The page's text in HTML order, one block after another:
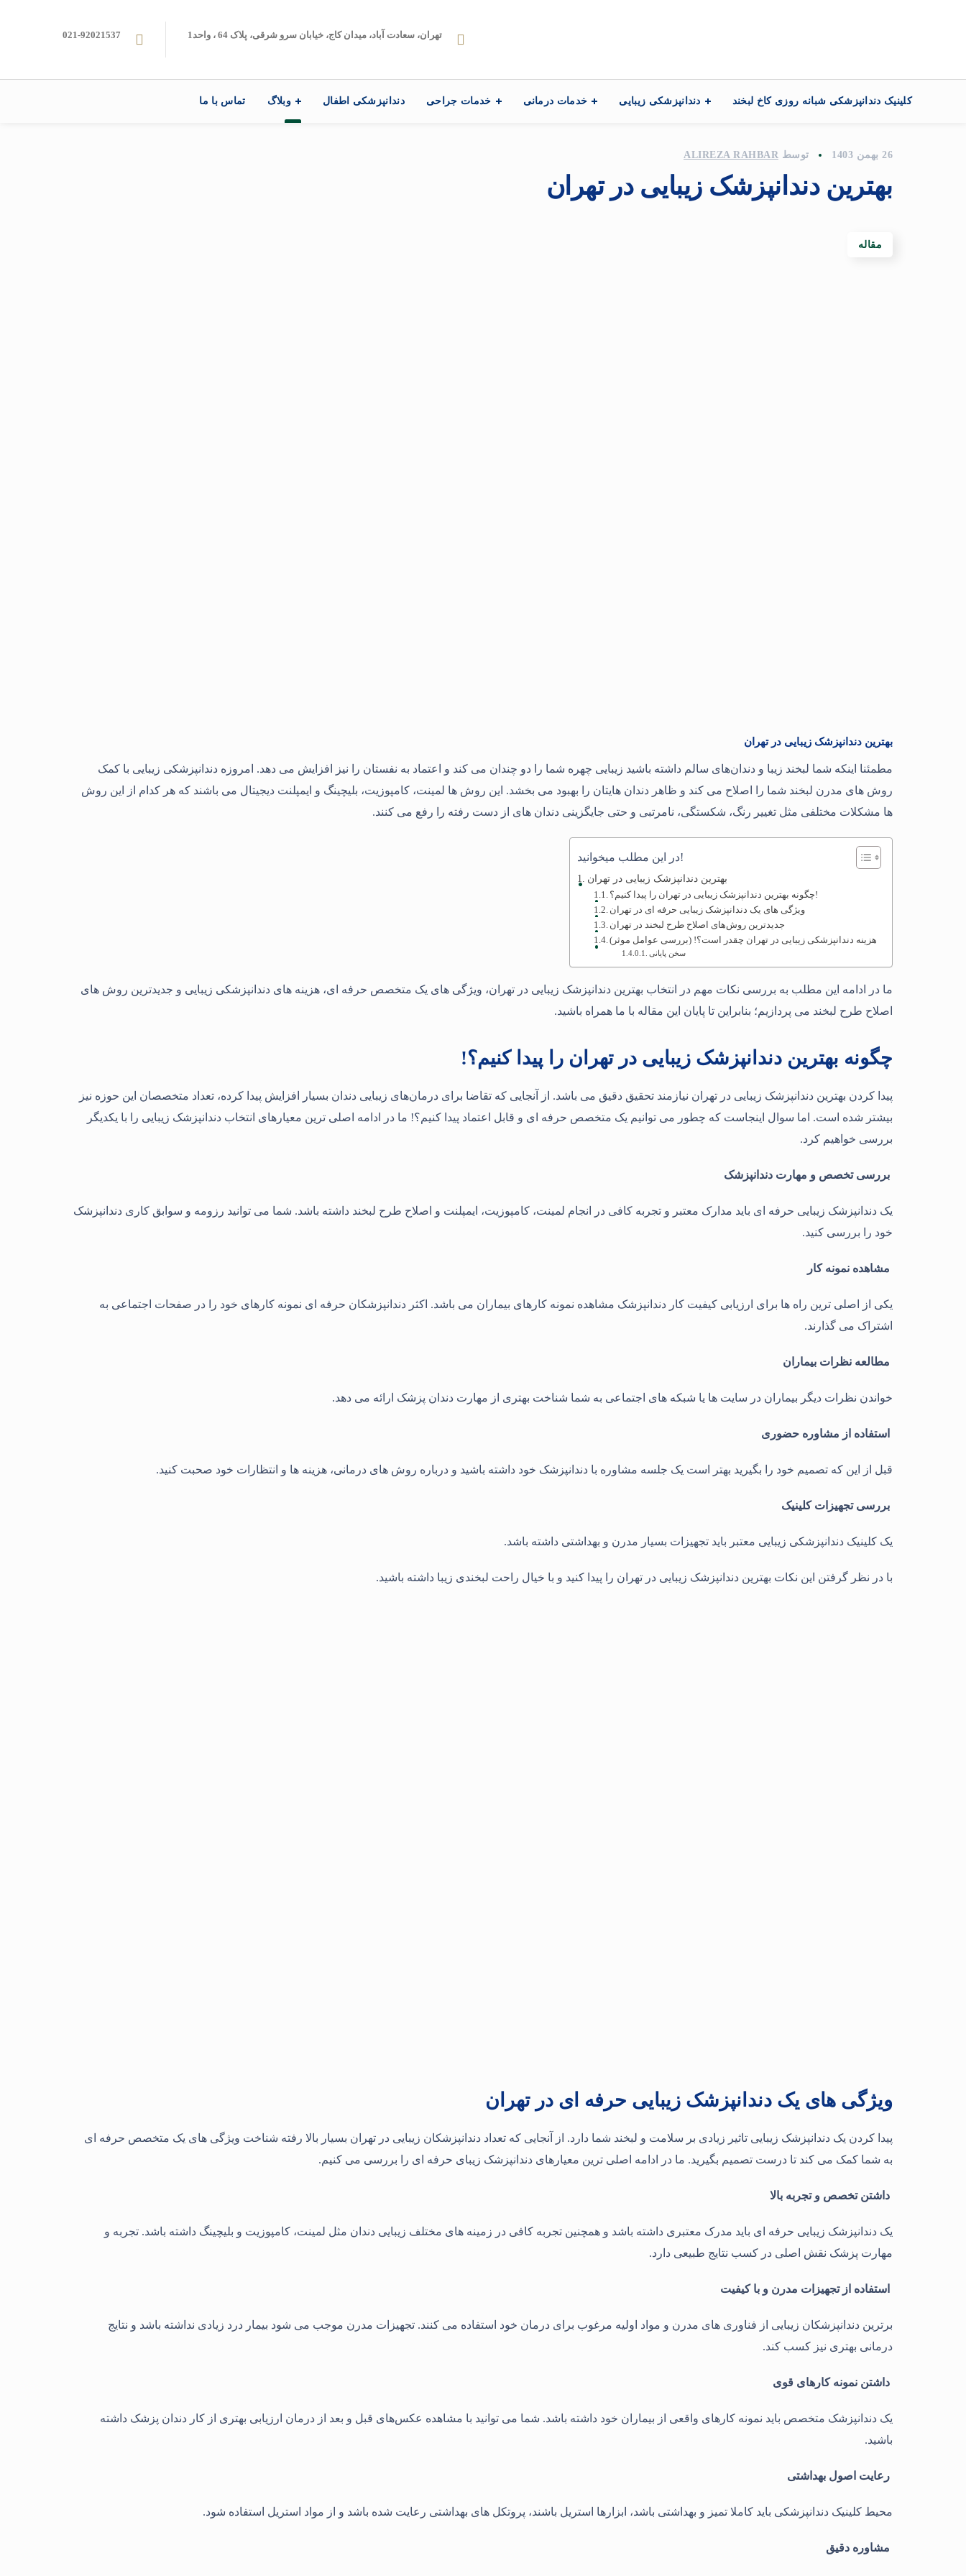
تهران، سعادت آباد، میدان کاج، خیابان سرو شرقی، پلاک 64 ، واحد1 021-92021537
کلینیک دندانپزشکی شبانه روزی کاخ لبخند دندانپزشکی زیبایی خدمات درمانی خدمات جراحی دندانپزشکی اطفال وبلاگ تماس با ما
26 بهمن 1403 توسط ALIREZA RAHBAR
بهترین دندانپزشک زیبایی در تهران
مقاله
بهترین دندانپزشک زیبایی در تهران
مطمئنا اینکه شما لبخند زیبا و دندان‌های سالم داشته باشید زیبایی چهره شما را دو چندان می کند و اعتماد به نفستان را نیز افزایش می دهد. امروزه دندانپزشکی زیبایی با کمک
روش های مدرن لبخند شما را اصلاح می کند و ظاهر دندان هایتان را بهبود می بخشد. این روش ها لمینت، کامپوزیت، بلیچینگ و ایمپلنت دیجیتال می باشند که هر کدام از این روش
ها مشکلات مختلفی مثل تغییر رنگ، شکستگی، نامرتبی و حتی جایگزینی دندان های از دست رفته را رفع می کنند.
در این مطلب میخوانید!
بهترین دندانپزشک زیبایی در تهران
چگونه بهترین دندانپزشک زیبایی در تهران را پیدا کنیم؟!
ویژگی های یک دندانپزشک زیبایی حرفه ای در تهران
جدیدترین روش‌های اصلاح طرح لبخند در تهران
هزینه دندانپزشکی زیبایی در تهران چقدر است؟! (بررسی عوامل موثر)
سخن پایانی
ما در ادامه این مطلب به بررسی نکات مهم در انتخاب بهترین دندانپزشک زیبایی در تهران، ویژگی های یک متخصص حرفه ای، هزینه های دندانپزشکی زیبایی و جدیدترین روش های
اصلاح طرح لبخند می پردازیم؛ بنابراین تا پایان این مقاله با ما همراه باشید.
چگونه بهترین دندانپزشک زیبایی در تهران را پیدا کنیم؟!
پیدا کردن بهترین دندانپزشک زیبایی در تهران نیازمند تحقیق دقیق می باشد. از آنجایی که تقاضا برای درمان‌های زیبایی دندان بسیار افزایش پیدا کرده، تعداد متخصصان این حوزه نیز
بیشتر شده است. اما سوال اینجاست که چطور می توانیم یک متخصص حرفه ای و قابل اعتماد پیدا کنیم؟! ما در ادامه اصلی ترین معیارهای انتخاب دندانپزشک زیبایی را با یکدیگر
بررسی خواهیم کرد.
بررسی تخصص و مهارت دندانپزشک
یک دندانپزشک زیبایی حرفه ای باید مدارک معتبر و تجربه کافی در انجام لمینت، کامپوزیت، ایمپلنت و اصلاح طرح لبخند داشته باشد. شما می توانید رزومه و سوابق کاری دندانپزشک
خود را بررسی کنید.
مشاهده نمونه کار
یکی از اصلی ترین راه ها برای ارزیابی کیفیت کار دندانپزشک مشاهده نمونه کارهای بیماران می باشد. اکثر دندانپزشکان حرفه ای نمونه کارهای خود را در صفحات اجتماعی به
اشتراک می گذارند.
مطالعه نظرات بیماران
خواندن نظرات دیگر بیماران در سایت ها یا شبکه های اجتماعی به شما شناخت بهتری از مهارت دندان پزشک ارائه می دهد.
استفاده از مشاوره حضوری
قبل از این که تصمیم خود را بگیرید بهتر است یک جلسه مشاوره با دندانپزشک خود داشته باشید و درباره روش های درمانی، هزینه ها و انتظارات خود صحبت کنید.
بررسی تجهیزات کلینیک
یک کلینیک دندانپزشکی زیبایی معتبر باید تجهیزات بسیار مدرن و بهداشتی داشته باشد.
با در نظر گرفتن این نکات بهترین دندانپزشک زیبایی در تهران را پیدا کنید و با خیال راحت لبخندی زیبا داشته باشید.
ویژگی های یک دندانپزشک زیبایی حرفه ای در تهران
پیدا کردن یک دندانپزشک زیبایی تاثیر زیادی بر سلامت و لبخند شما دارد. از آنجایی که تعداد دندانپزشکان زیبایی در تهران بسیار بالا رفته شناخت ویژگی های یک متخصص حرفه ای
به شما کمک می کند تا درست تصمیم بگیرید. ما در ادامه اصلی ترین معیارهای دندانپزشک زیبای حرفه ای را بررسی می کنیم.
داشتن تخصص و تجربه بالا
یک دندانپزشک زیبایی حرفه ای باید مدرک معتبری داشته باشد و همچنین تجربه کافی در زمینه های مختلف زیبایی دندان مثل لمینت، کامپوزیت و بلیچینگ داشته باشد. تجربه و
مهارت پزشک نقش اصلی در کسب نتایج طبیعی دارد.
استفاده از تجهیزات مدرن و با کیفیت
برترین دندانپزشکان زیبایی از فناوری های مدرن و مواد اولیه مرغوب برای درمان خود استفاده می کنند. تجهیزات مدرن موجب می شود بیمار درد زیادی نداشته باشد و نتایج
درمانی بهتری نیز کسب کند.
داشتن نمونه کارهای قوی
یک دندانپزشک متخصص باید نمونه کارهای واقعی از بیماران خود داشته باشد. شما می توانید با مشاهده عکس‌های قبل و بعد از درمان ارزیابی بهتری از کار دندان پزشک داشته
باشید.
رعایت اصول بهداشتی
محیط کلینیک دندانپزشکی باید کاملا تمیز و بهداشتی باشد، ابزارها استریل باشند، پروتکل های بهداشتی رعایت شده باشد و از مواد استریل استفاده شود.
مشاوره دقیق